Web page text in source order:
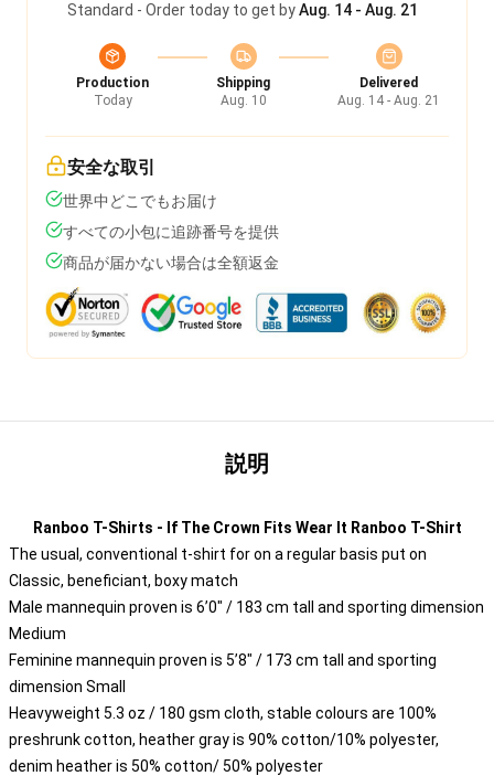
Standard - Order today to get byAug. 14 - Aug. 21
Production
Today
Shipping
Aug. 10
Delivered
Aug. 14 - Aug. 21
安全な取引
世界中どこでもお届け
すべての小包に追跡番号を提供
商品が届かない場合は全額返金
説明
Ranboo T-Shirts - If The Crown Fits Wear It Ranboo T-Shirt
The usual, conventional t-shirt for on a regular basis put on
Classic, beneficiant, boxy match
Male mannequin proven is 6’0″ / 183 cm tall and sporting dimension
Medium
Feminine mannequin proven is 5’8″ / 173 cm tall and sporting
dimension Small
Heavyweight 5.3 oz / 180 gsm cloth, stable colours are 100%
preshrunk cotton, heather gray is 90% cotton/10% polyester,
denim heather is 50% cotton/ 50% polyester